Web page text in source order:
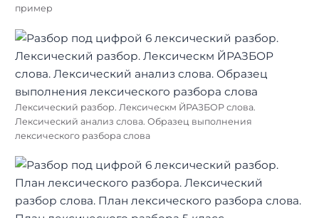
пример
Лексический разбор. Лексическм ЙРАЗБОР слова.
Лексический анализ слова. Образец выполнения
лексического разбора слова